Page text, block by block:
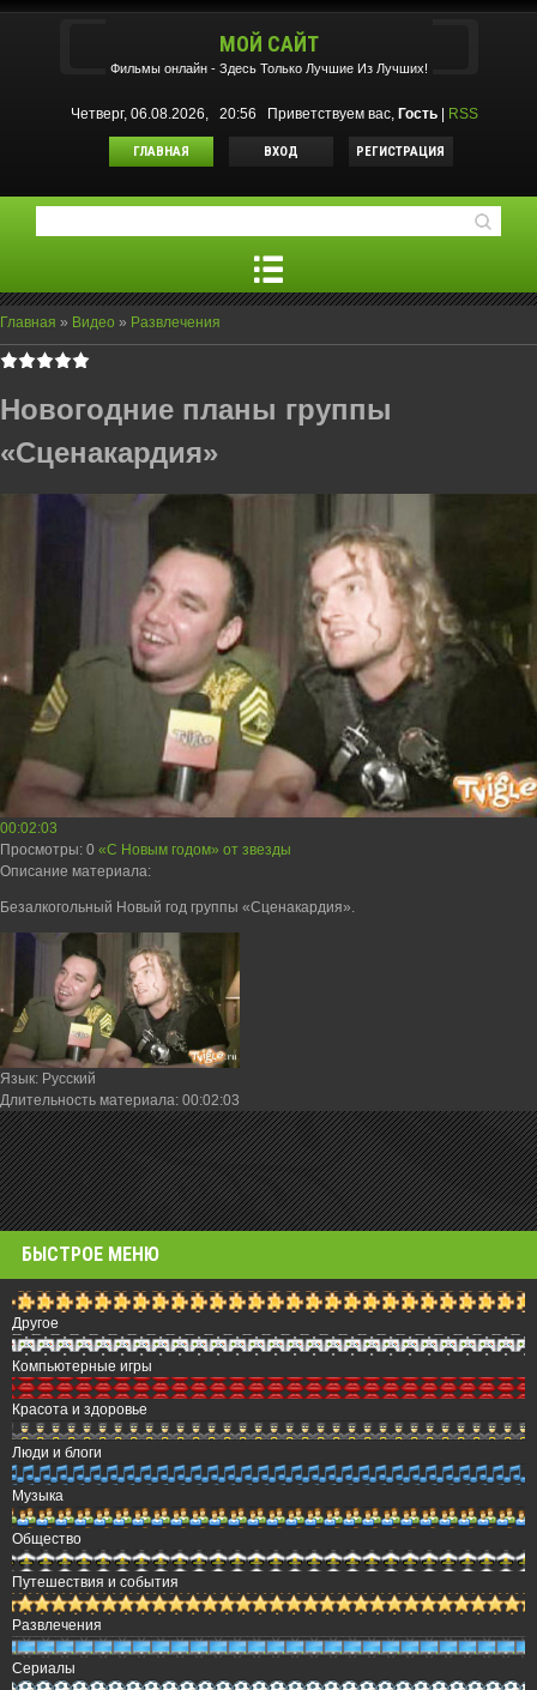
МОЙ САЙТ
Фильмы oнлайн - Здесь Только Лучшие Из Лучших!
Четверг, 06.08.2026, 20:56 Приветствуем вас, Гость RSS
ГЛАВНАЯ ВХОД РЕГИСТРАЦИЯ
Главная » Видео » Развлечения
Новогодние планы группы
«Сценакардия»
00:02:03
Просмотры: 0 «С Новым годом» от звезды
Описание материала:
Безалкогольный Новый год группы «Сценакардия».
Язык: Русский
Длительность материала: 00:02:03
БЫСТРОЕ МЕНЮ
Другое
Компьютерные игры
Красота и здоровье
Люди и блоги
Музыка
Общество
Путешествия и события
Развлечения
Сериалы